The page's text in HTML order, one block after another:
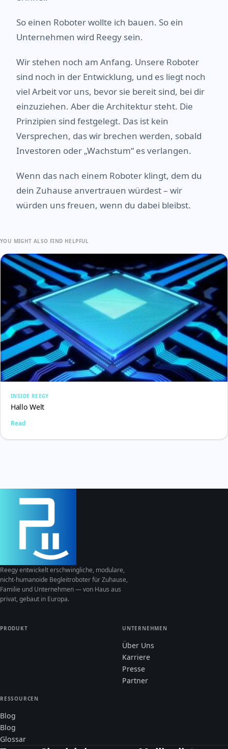
So einen Roboter wollte ich bauen. So ein
Unternehmen wird Reegy sein.
Wir stehen noch am Anfang. Unsere Roboter
sind noch in der Entwicklung, und es liegt noch
viel Arbeit vor uns, bevor sie bereit sind, bei dir
einzuziehen. Aber die Architektur steht. Die
Prinzipien sind festgelegt. Das ist kein
Versprechen, das wir brechen werden, sobald
Investoren oder „Wachstum“ es verlangen.
Wenn das nach einem Roboter klingt, dem du
dein Zuhause anvertrauen würdest – wir
würden uns freuen, wenn du dabei bleibst.
YOU MIGHT ALSO FIND HELPFUL
INSIDE REEGY
Hallo Welt
Read
Reegy entwickelt erschwingliche, modulare,
nicht-humanoide Begleitroboter für Zuhause,
Familie und Unternehmen — von Haus aus
privat, gebaut in Europa.
PRODUKT UNTERNEHMEN
Über Uns
Karriere
Presse
Partner
RESSOURCEN
Blog
Blog
Glossar